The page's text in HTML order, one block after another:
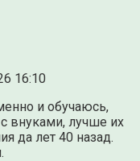
16:10
и обучаюсь,
внуками, лучше их
да лет 40 назад.